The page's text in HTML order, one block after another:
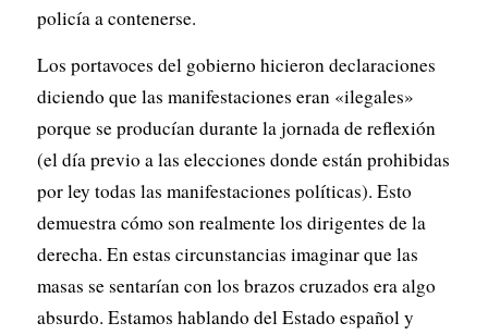
policía a contenerse.
Los portavoces del gobierno hicieron declaraciones
diciendo que las manifestaciones eran «ilegales»
porque se producían durante la jornada de reflexión
(el día previo a las elecciones donde están prohibidas
por ley todas las manifestaciones políticas). Esto
demuestra cómo son realmente los dirigentes de la
derecha. En estas circunstancias imaginar que las
masas se sentarían con los brazos cruzados era algo
absurdo. Estamos hablando del Estado español y